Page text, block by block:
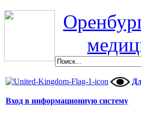
Вход в информационную систему